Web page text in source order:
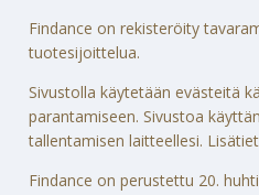
Findance on rekisteröity
tuotesijoittelua.
Sivustolla käytetään evästeitä
parantamiseen. Sivustoa
tallentamisen laitteellesi.
Findance on perustettu 20.